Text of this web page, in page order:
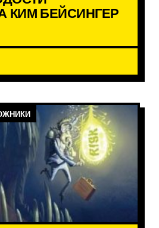
КИМ БЕЙСИНГЕР